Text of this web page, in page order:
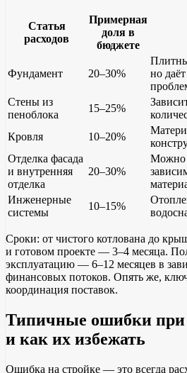
Статья
расходов
Примерная
доля в
бюджете
Фундамент 20–30%
но
Стены из
пеноблока
15–25%
Кровля
10–20%
Отделка фасада
и внутренняя
отделка
20–30%
Можно
Инженерные
системы
10–15%
Сроки: от чистого котлована до
и готовом проекте — 3–4 месяца.
эксплуатацию — 6–12 месяцев в
финансовых потоков. Опять же,
координация поставок.
Типичные ошибки при
и как их избежать
Ошибка на стройке — это всегда